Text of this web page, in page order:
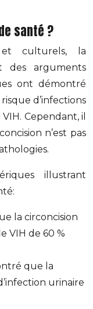
santé ?
culturels, la
des arguments
ont démontré
d’infections
Cependant, il
n’est pas
illustrant
la circoncision
VIH de 60 %
que la
urinaire